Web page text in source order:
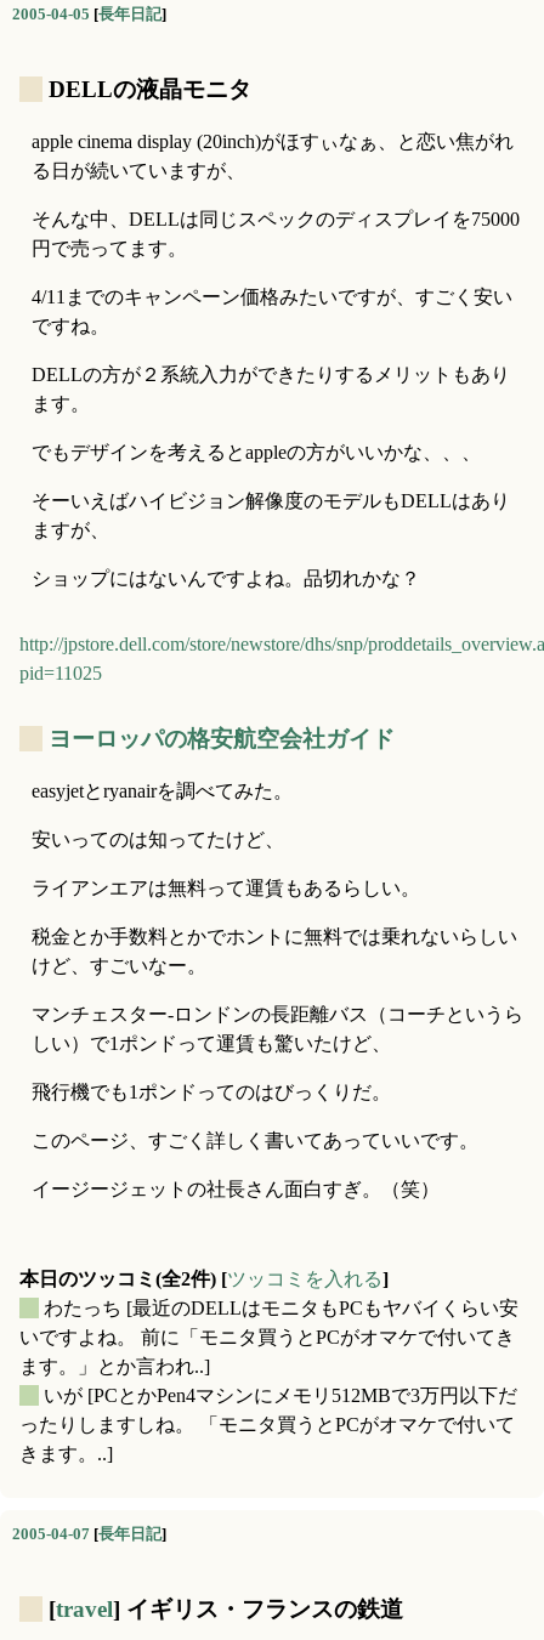
2005-04-05 [長年日記]
DELLの液晶モニタ
apple cinema display (20inch)がほすぃなぁ、と恋い焦がれ
る日が続いていますが、
そんな中、DELLは同じスペックのディスプレイを75000
円で売ってます。
4/11までのキャンペーン価格みたいですが、すごく安い
ですね。
DELLの方が２系統入力ができたりするメリットもあり
ます。
でもデザインを考えるとappleの方がいいかな、、、
そーいえばハイビジョン解像度のモデルもDELLはあり
ますが、
ショップにはないんですよね。品切れかな？
http://jpstore.dell.com/store/newstore/dhs/snp/
pid=11025
ヨーロッパの格安航空会社ガイド
easyjetとryanairを調べてみた。
安いってのは知ってたけど、
ライアンエアは無料って運賃もあるらしい。
税金とか手数料とかでホントに無料では乗れないらしい
けど、すごいなー。
マンチェスター-ロンドンの長距離バス（コーチというら
しい）で1ポンドって運賃も驚いたけど、
飛行機でも1ポンドってのはびっくりだ。
このページ、すごく詳しく書いてあっていいです。
イージージェットの社長さん面白すぎ。（笑）
本日のツッコミ(全2件) [ツッコミを入れる]
わたっち [最近のDELLはモニタもPCもヤバイくらい安
いですよね。 前に「モニタ買うとPCがオマケで付いてき
ます。」とか言われ..]
いが [PCとかPen4マシンにメモリ512MBで3万円以下だ
ったりしますしね。 「モニタ買うとPCがオマケで付いて
きます。..]
2005-04-07 [長年日記]
[travel] イギリス・フランスの鉄道